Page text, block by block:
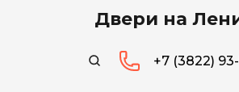
Двери на
+7 (3822)